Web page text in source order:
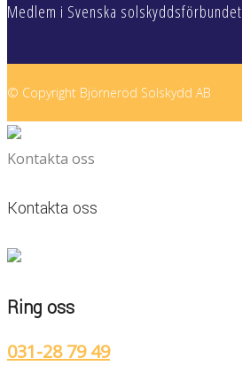
Medlem i Svenska solskyddsförbundet
© Copyright Björneröd Solskydd AB
Kontakta oss
Kontakta oss
Ring oss
031-28 79 49